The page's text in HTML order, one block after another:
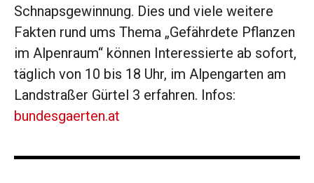
Schnapsgewinnung. Dies und viele weitere
Fakten rund ums Thema „Gefährdete Pflanzen
im Alpenraum“ können Interessierte ab sofort,
täglich von 10 bis 18 Uhr, im Alpengarten am
Landstraßer Gürtel 3 erfahren. Infos:
bundesgaerten.at